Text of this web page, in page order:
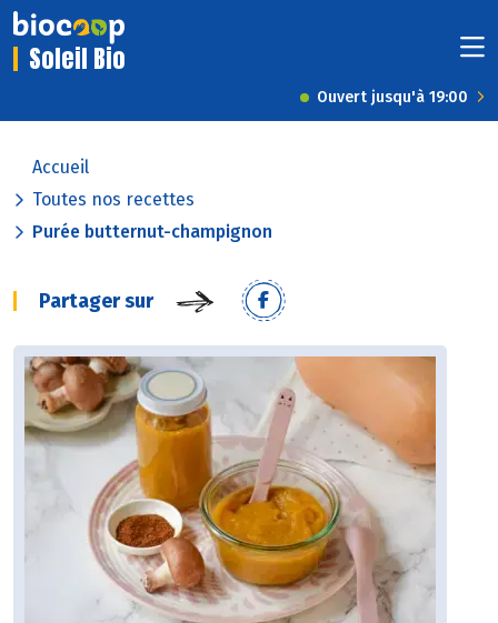
Soleil Bio
Ouvert jusqu'à 19:00
Accueil
Toutes nos recettes
Purée butternut-champignon
Partager sur